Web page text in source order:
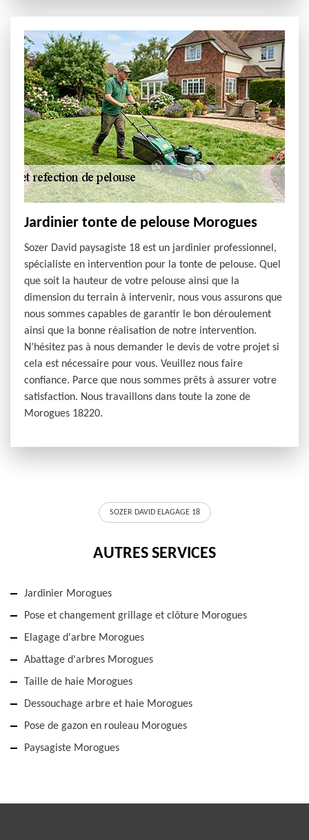
Jardinier tonte de pelouse Morogues
Sozer David paysagiste 18 est un jardinier professionnel,
spécialiste en intervention pour la tonte de pelouse. Quel
que soit la hauteur de votre pelouse ainsi que la
dimension du terrain à intervenir, nous vous assurons que
nous sommes capables de garantir le bon déroulement
ainsi que la bonne réalisation de notre intervention.
N’hésitez pas à nous demander le devis de votre projet si
cela est nécessaire pour vous. Veuillez nous faire
confiance. Parce que nous sommes prêts à assurer votre
satisfaction. Nous travaillons dans toute la zone de
Morogues 18220.
SOZER DAVID ELAGAGE 18
AUTRES SERVICES
Jardinier Morogues
Pose et changement grillage et clôture Morogues
Elagage d'arbre Morogues
Abattage d'arbres Morogues
Taille de haie Morogues
Dessouchage arbre et haie Morogues
Pose de gazon en rouleau Morogues
Paysagiste Morogues